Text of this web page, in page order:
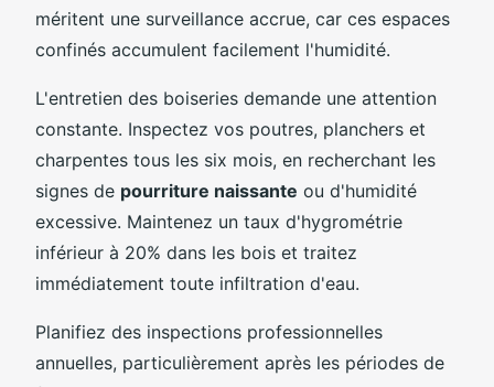
méritent une surveillance accrue, car ces espaces
confinés accumulent facilement l'humidité.
L'entretien des boiseries demande une attention
constante. Inspectez vos poutres, planchers et
charpentes tous les six mois, en recherchant les
signes de pourriture naissante ou d'humidité
excessive. Maintenez un taux d'hygrométrie
inférieur à 20% dans les bois et traitez
immédiatement toute infiltration d'eau.
Planifiez des inspections professionnelles
annuelles, particulièrement après les périodes de